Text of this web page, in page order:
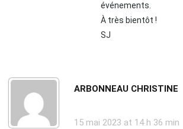
événements.
À très bientôt !
SJ
ARBONNEAU CHRISTINE
15 mai 2023 at 14 h 36 min